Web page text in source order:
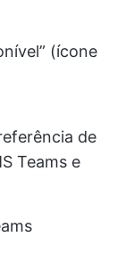
(ícone
de
Teams e